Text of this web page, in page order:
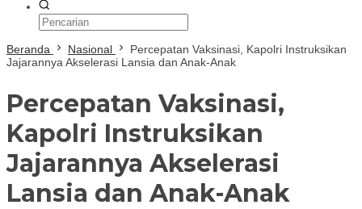
Beranda Nasional
Percepatan Vaksinasi, Kapolri Instruksikan
Jajarannya Akselerasi Lansia dan Anak-Anak
Percepatan Vaksinasi,
Kapolri Instruksikan
Jajarannya Akselerasi
Lansia dan Anak-Anak